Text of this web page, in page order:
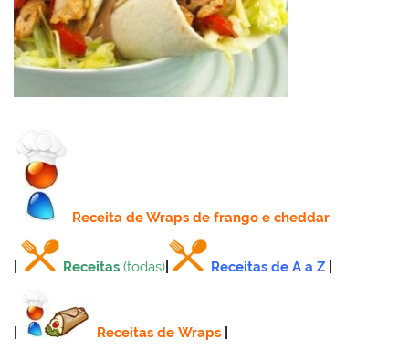
Receitade Wraps de frango e cheddar
Receitas (todas) Receitas de A a Z
Receitas de Wraps